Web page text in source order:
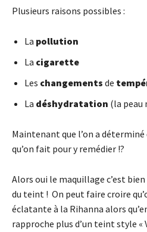
Plusieurs raisons possibles :
La pollution
La cigarette
Les changements de
La déshydratation (la peau
Maintenant que l’on a déterminé
qu’on fait pour y remédier !?
Alors oui le maquillage c’est
du teint ! On peut faire croire
éclatante à la Rihanna alors
rapproche plus d’un teint style